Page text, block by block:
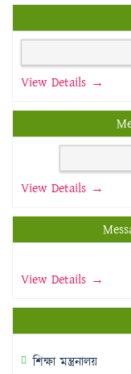
View Details →
View Details →
View Details →
শিক্ষা মন্ত্রনালয়